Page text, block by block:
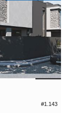
#1.143